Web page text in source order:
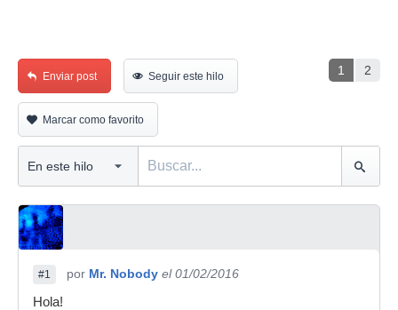
1 2
Enviar post Seguir este hilo
Marcar como favorito
#1 por Mr. Nobody el 01/02/2016
Hola!